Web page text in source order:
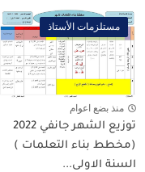
مستلزمات الأستاذ
منذ بضع اعوام
توزيع الشهر جانفي 2022
(مخطط بناء التعلمات )
السنة الاولى...